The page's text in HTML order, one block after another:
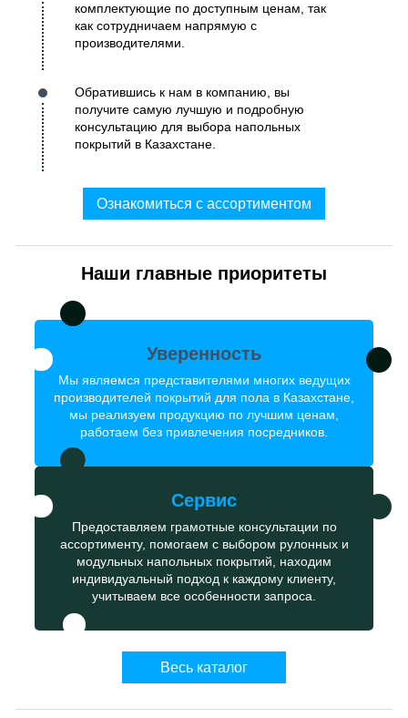
комплектующие по доступным ценам, так
как сотрудничаем напрямую с
производителями.
Обратившись к нам в компанию, вы
получите самую лучшую и подробную
консультацию для выбора напольных
покрытий в Казахстане.
Ознакомиться с ассортиментом
Наши главные приоритеты
Уверенность
Мы являемся представителями многих ведущих
производителей покрытий для пола в Казахстане,
мы реализуем продукцию по лучшим ценам,
работаем без привлечения посредников.
Сервис
Предоставляем грамотные консультации по
ассортименту, помогаем с выбором рулонных и
модульных напольных покрытий, находим
индивидуальный подход к каждому клиенту,
учитываем все особенности запроса.
Весь каталог